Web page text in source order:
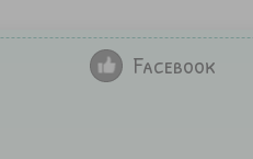
Facebook